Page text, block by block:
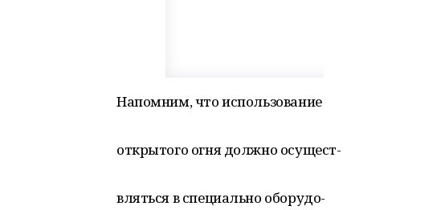
Напомним, что использование
открытого огня должно осущест-
вляться в специально оборудо-